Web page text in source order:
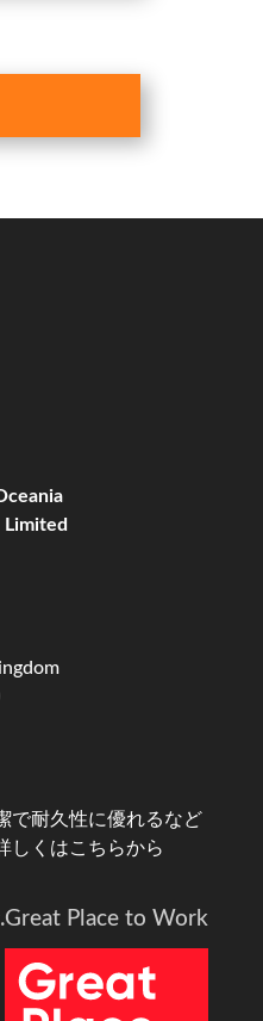
Limited
で耐久性に優れるなど
しくはこちらから
Great Place to Work